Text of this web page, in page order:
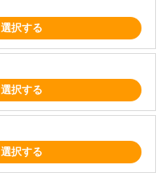
選択する
選択する
選択する